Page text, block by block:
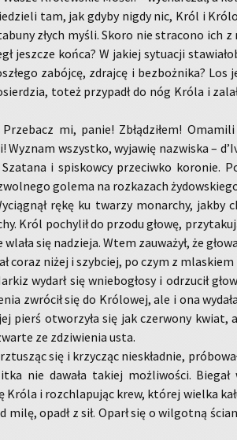
tam, jak gdyby nigdy nic, Król i
złych myśli. Skoro nie stra­co­no ich
jesz­cze końca? W ja­kiej sy­tu­acji
za­bój­cę, zdraj­cę i bez­boż­ni­ka? Los
toteż przy­padł do nóg Króla i
mi, panie! Zbłą­dzi­łem!
Wy­znam wszyst­ko, wy­ja­wię na­zwi­ska –
i spi­skow­cy prze­ciw­ko ko­ro­nie.
go­le­ma na roz­ka­zach
rękę ku twa­rzy mo­nar­chy, jakby
Król po­chy­lił do przo­du głowę,
wlała się na­dzie­ja. Wtem za­uwa­żył, że
coraz niżej i szyb­ciej, po czym z mla­skiem
wy­darł się wnie­bo­gło­sy i od­rzu­cił
zwró­cił się do Kró­lo­wej, ale i ona
pierś otwo­rzy­ła się jak czer­wo­ny
ze zdzi­wie­nia usta.
się i krzy­cząc nie­skład­nie,
nie da­wa­ła ta­kiej moż­li­wo­ści.
Króla i roz­chla­pu­jąc krew, któ­rej wiel­ka
milę, opadł z sił. Oparł się o wil­got­ną